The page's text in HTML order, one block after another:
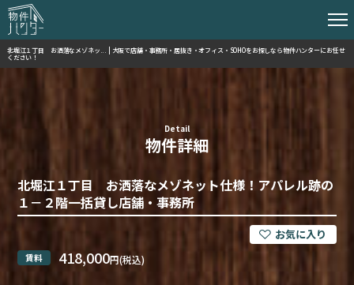
北堀江１丁目 お洒落なメゾネッ... | 大阪で店舗・事務所・居抜き・オフィス・SOHOをお探しなら物件ハンターにお任せ
ください！
Detail
物件詳細
北堀江１丁目 お洒落なメゾネット仕様！アパレル跡の
１－２階一括貸し店舗・事務所
賃料 418,000円(税込)